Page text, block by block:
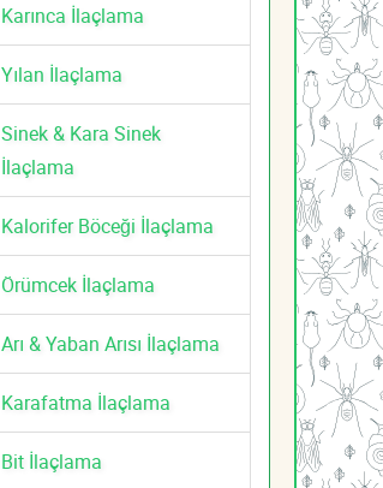
Karınca İlaçlama
Yılan İlaçlama
Sinek & Kara Sinek
İlaçlama
Kalorifer Böceği İlaçlama
Örümcek İlaçlama
Arı & Yaban Arısı İlaçlama
Karafatma İlaçlama
Bit İlaçlama